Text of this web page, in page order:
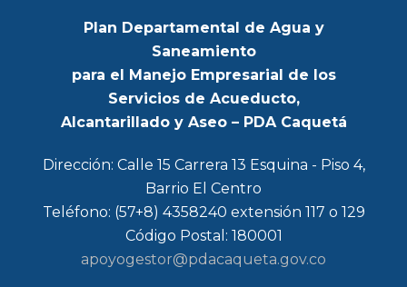
Plan Departamental de Agua y
Saneamiento
para el Manejo Empresarial de los
Servicios de Acueducto,
Alcantarillado y Aseo – PDA Caquetá
Dirección: Calle 15 Carrera 13 Esquina - Piso 4,
Barrio El Centro
Teléfono: (57+8) 4358240 extensión 117 o 129
Código Postal: 180001
apoyogestor@pdacaqueta.gov.co